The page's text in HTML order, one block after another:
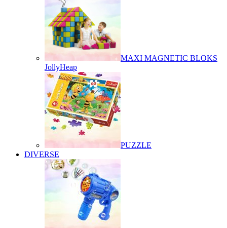
MAXI MAGNETIC BLOKS
JollyHeap
PUZZLE
DIVERSE